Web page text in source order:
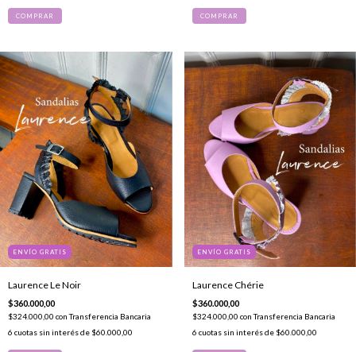
COMPRAR COMPRAR
ENVÍO GRATIS
Laurence Le Noir
$360.000,00
$324.000,00 con Transferencia Bancaria
6 cuotas sin interés de $60.000,00
ENVÍO GRATIS
Laurence Chérie
$360.000,00
$324.000,00 con Transferencia Bancaria
6 cuotas sin interés de $60.000,00